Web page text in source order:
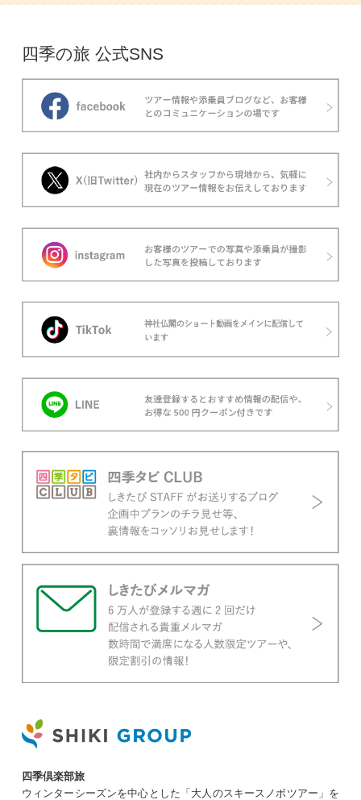
四季の旅 公式SNS
四季倶楽部旅
ウィンターシーズンを中心とした「大人のスキースノボツアー」を